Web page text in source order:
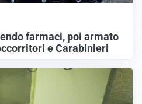
farmaci, poi armato
e Carabinieri